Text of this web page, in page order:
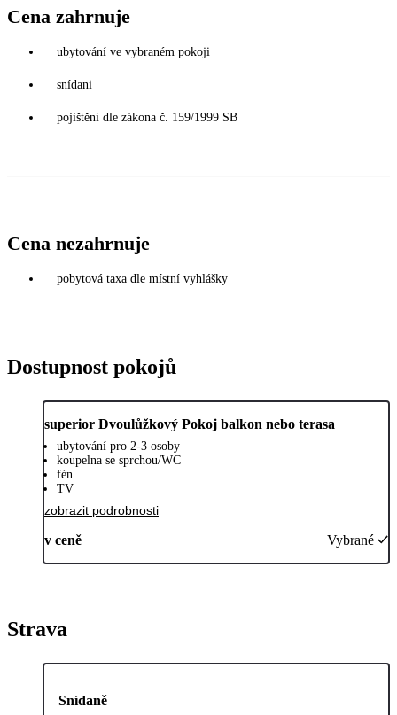
Cena zahrnuje
ubytování ve vybraném pokoji
snídani
pojištění dle zákona č. 159/1999 SB
Cena nezahrnuje
pobytová taxa dle místní vyhlášky
Dostupnost pokojů
superior Dvoulůžkový Pokoj balkon nebo terasa
ubytování pro 2-3 osoby
koupelna se sprchou/WC
fén
TV
zobrazit podrobnosti
v ceně Vybrané
Strava
Snídaně